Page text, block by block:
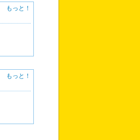
もっと！
もっと！